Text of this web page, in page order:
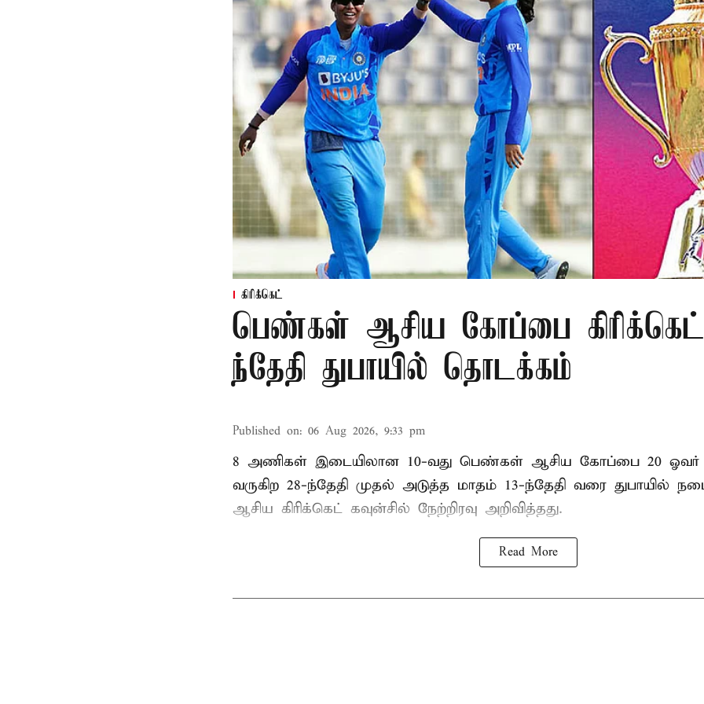
கிரிக்கெட்
பெண்கள் ஆசிய கோப்பை
ந்தேதி துபாயில் தொடக்கம்
Published on: 06 Aug 2026, 9:33 pm
8 அணிகள் இடையிலான 10-வது பெண்கள் ஆசிய கோப்பை 20 ஓவர்
வருகிற 28-ந்தேதி முதல் அடுத்த மாதம் 13-ந்தேதி வரை துபாயில்
ஆசிய கிரிக்கெட் கவுன்சில் நேற்றிரவு அறிவித்தது.
Read More